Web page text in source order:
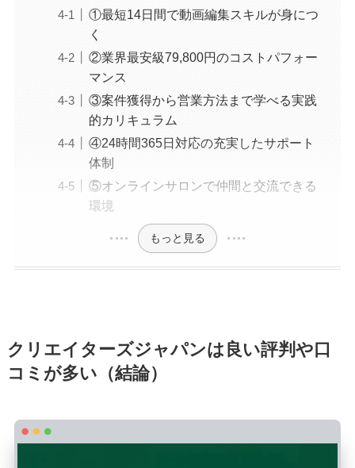
①最短14日間で動画編集スキルが身につ
く
②業界最安級79,800円のコストパフォー
マンス
③案件獲得から営業方法まで学べる実践
的カリキュラム
④24時間365日対応の充実したサポート
体制
⑤オンラインサロンで仲間と交流できる
環境
もっと見る
クリエイターズジャパンは良い評判や口
コミが多い（結論）